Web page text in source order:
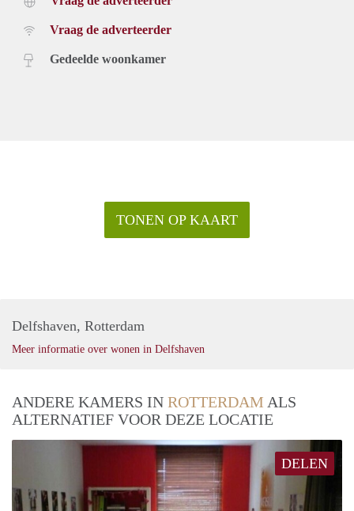
Vraag de adverteerder
Gedeelde woonkamer
TONEN OP KAART
Delfshaven, Rotterdam
Meer informatie over wonen in Delfshaven
ANDERE KAMERS IN ROTTERDAM ALS
ALTERNATIEF VOOR DEZE LOCATIE
DELEN